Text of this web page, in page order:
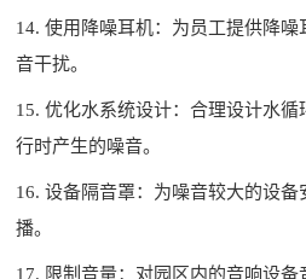
14. 使用降噪耳机：为员工提供降
音干扰。
15. 优化水系统设计：合理设计水
行时产生的噪音。
16. 设备隔音罩：为噪音较大的设
播。
17. 限制音量：对园区内的音响设